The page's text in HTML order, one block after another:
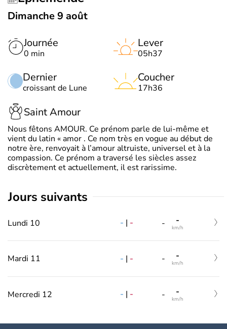
Dimanche 9 août
Journée
0 min
Dernier
croissant de Lune
Lever
05h37
Coucher
17h36
Saint Amour
Nous fêtons AMOUR. Ce prénom parle de lui-même et
vient du latin « amor . Ce nom très en vogue au début de
notre ère, renvoyait à l’amour altruiste, universel et à la
compassion. Ce prénom a traversé les siècles assez
discrètement et actuellement, il est rarissime.
jours suivants
Lundi 10 - | - - -
km/h
Mardi 11 - | - - -
km/h
Mercredi 12 - | - - -
km/h